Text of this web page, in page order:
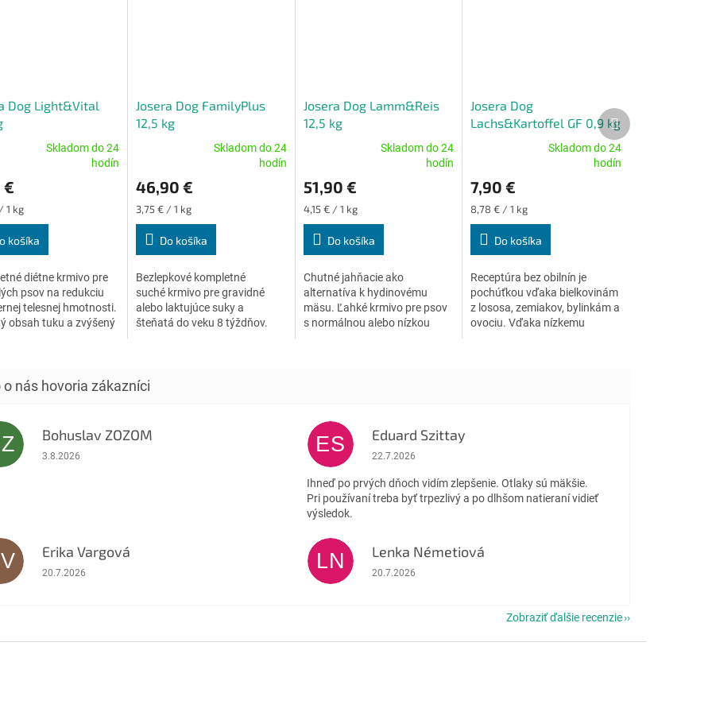
Dog Light&Vital
Skladom do 24
hodín
€
1 kg
košíka
diétne krmivo pre
psov na redukciu
telesnej hmotnosti.
obsah tuku a zvýšený
Josera Dog FamilyPlus
12,5 kg
produktu
5,0
Skladom do 24
hodín
46,90 €
Jednotková
cena:
3,75 € / 1 kg
Do košíka
Bezlepkové kompletné
suché krmivo pre gravidné
alebo laktujúce suky a
šteňatá do veku 8 týždňov.
Josera Dog Lamm&Reis
12,5 kg
produktu
5,0
Skladom do 24
hodín
51,90 €
Jednotková
cena:
4,15 € / 1 kg
Do košíka
Chutné jahňacie ako
alternatíva k hydinovému
mäsu. Ľahké krmivo pre psov
s normálnou alebo nízkou
Josera Dog
Lachs&Kartoffel GF 0,9 kg
produktu
5,0
Skladom do 24
hodín
7,90 €
Jednotková
cena:
8,78 € / 1 kg
Do košíka
Receptúra bez obilnín je
pochúťkou vďaka bielkovinám
z lososa, zemiakov, bylinkám a
ovociu. Vďaka nízkemu
Ďalší
produkt
Bohuslav ZOZOM
Hodnotenie obchodu je 5 z 5 hviezdičiek.
3.8.2026 ES Eduard Szittay
Hodnotenie obchodu je 5 z 5 hviezdičiek.
22.7.2026
Ihneď po prvých dňoch vidím zlepšenie. Otlaky sú mäkšie.
Pri používaní treba byť trpezlivý a po dlhšom natieraní vidieť
výsledok.
Erika Vargová
Hodnotenie obchodu je 5 z 5 hviezdičiek.
20.7.2026 LN Lenka Németiová
Hodnotenie obchodu je 5 z 5 hviezdičiek.
20.7.2026
Zobraziť ďalšie recenzie